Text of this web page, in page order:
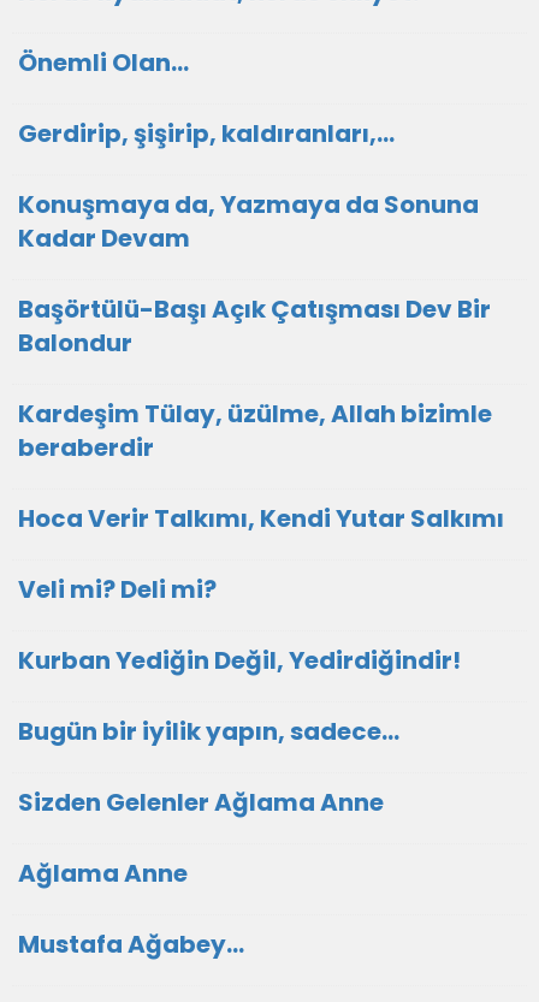
Önemli Olan…
Gerdirip, şişirip, kaldıranları,...
Konuşmaya da, Yazmaya da Sonuna
Kadar Devam
Başörtülü-Başı Açık Çatışması Dev Bir
Balondur
Kardeşim Tülay, üzülme, Allah bizimle
beraberdir
Hoca Verir Talkımı, Kendi Yutar Salkımı
Veli mi? Deli mi?
Kurban Yediğin Değil, Yedirdiğindir!
Bugün bir iyilik yapın, sadece...
Sizden Gelenler Ağlama Anne
Ağlama Anne
Mustafa Ağabey…